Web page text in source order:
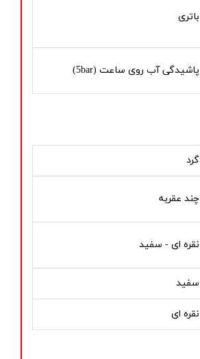
باتری
پاشیدگی آب روی ساعت (5bar)
گرد
چند عقربه
نقره ای - سفید
سفید
نقره ای